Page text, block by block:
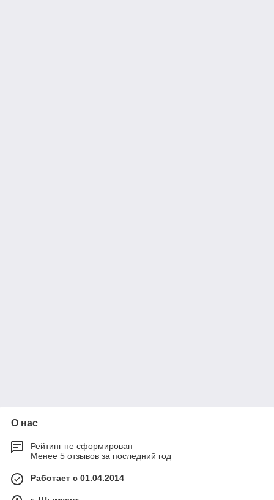
О нас
Рейтинг не сформирован
Менее 5 отзывов за последний год
Работает с 01.04.2014